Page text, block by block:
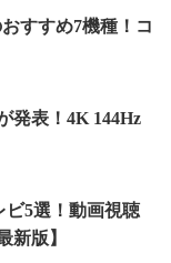
おすすめ7機種！コ
発表！4K 144Hz
ビ5選！動画視聴
新版】